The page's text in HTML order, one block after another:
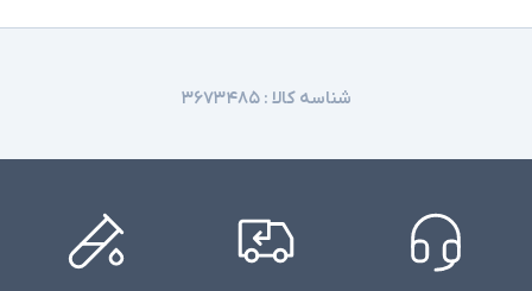
شناسه کالا :۳۶۷۳۴۸۵